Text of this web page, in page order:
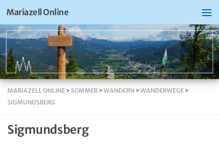
Mariazell Online
MARIAZELL ONLINE > SOMMER > WANDERN > WANDERWEGE >
SIGMUNDSBERG
Sigmundsberg